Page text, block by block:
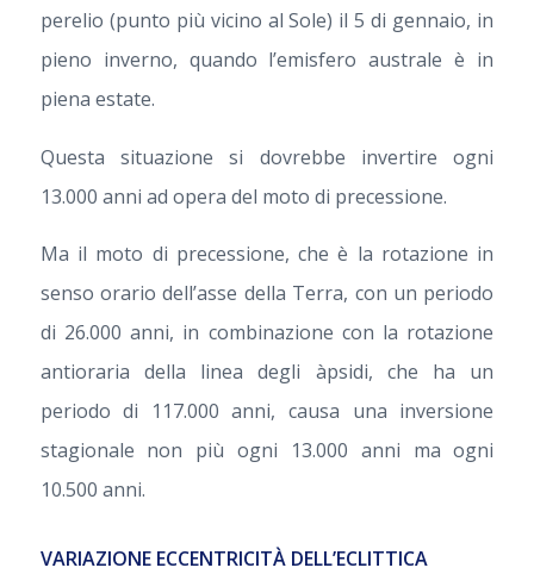
perelio (punto più vicino al Sole) il 5 di gennaio, in
pieno inverno, quando l’emisfero australe è in
piena estate.
Questa situazione si dovrebbe invertire ogni
13.000 anni ad opera del moto di precessione.
Ma il moto di precessione, che è la rotazione in
senso orario dell’asse della Terra, con un periodo
di 26.000 anni, in combinazione con la rotazione
antioraria della linea degli àpsidi, che ha un
periodo di 117.000 anni, causa una inversione
stagionale non più ogni 13.000 anni ma ogni
10.500 anni.
VARIAZIONE ECCENTRICITÀ DELL’ECLITTICA